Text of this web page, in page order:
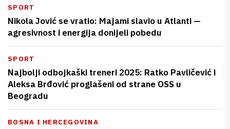
SPORT
Nikola Jović se vratio: Majami slavio u Atlanti —
agresivnost i energija donijeli pobedu
SPORT
Najbolji odbojkaški treneri 2025: Ratko Pavličević i
Aleksa Brđović proglašeni od strane OSS u
Beogradu
BOSNA I HERCEGOVINA